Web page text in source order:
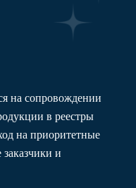
на сопровождении
в реестры
на приоритетные
и